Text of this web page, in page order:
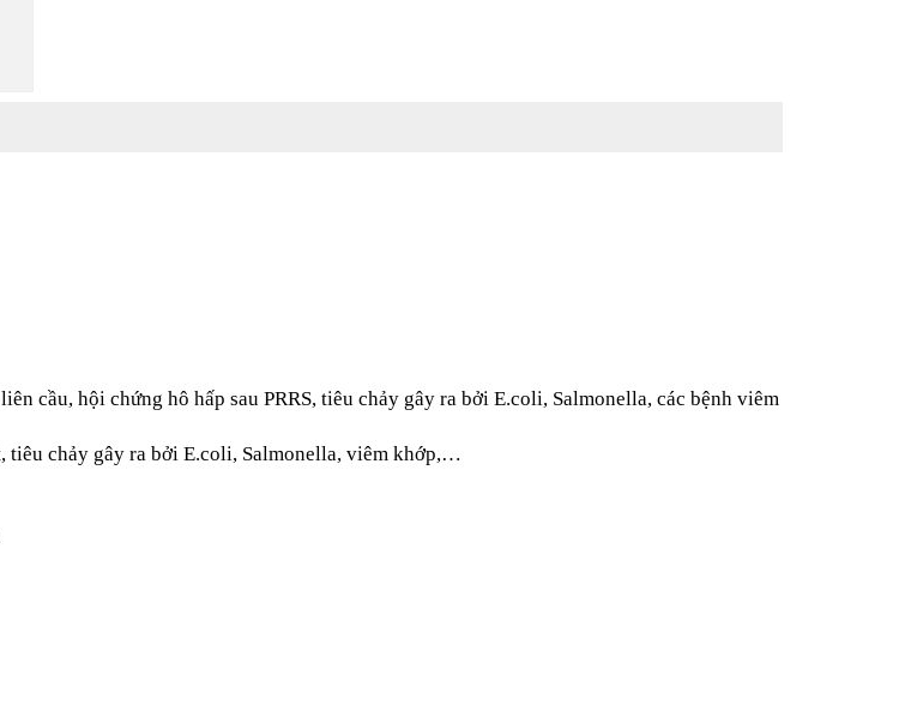
cầu, hội chứng hô hấp sau PRRS, tiêu chảy gây ra bởi E.coli, Salmonella, các bệnh viêm
chảy gây ra bởi E.coli, Salmonella, viêm khớp,…